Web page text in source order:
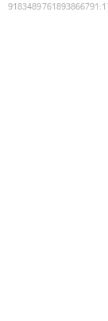
9183489761893866791 :